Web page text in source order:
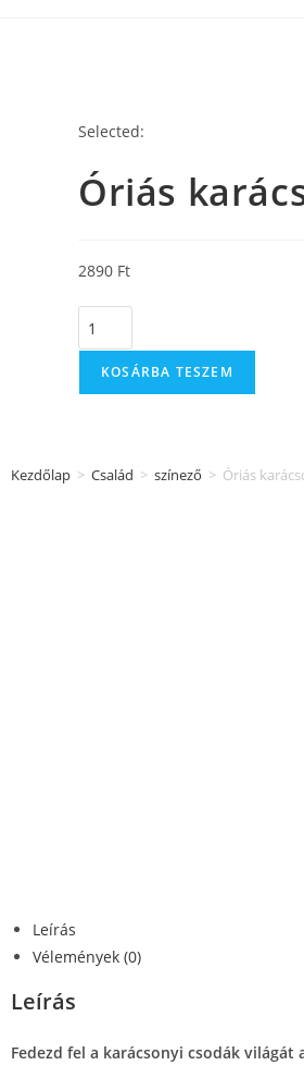
Selected:
Óriás
2890 Ft
KOSÁRBA TESZEM
Kezdőlap > Család > színező > Óriás
Leírás
Vélemények (0)
Leírás
Fedezd fel a karácsonyi csodák világát